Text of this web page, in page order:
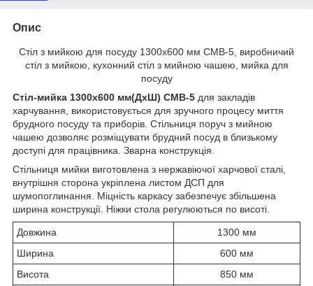
Опис
Стіл з мийкою для посуду 1300х600 мм СМВ-5, виробничий
стіл з мийкою, кухонний стіл з мийною чашею, мийка для
посуду
Стіл-мийка 1300х600 мм(ДхШ) СМВ-5 для закладів
харчування, використовується для зручного процесу миття
брудного посуду та приборів. Стільниця поруч з мийною
чашею дозволяє розміщувати брудний посуд в близькому
доступі для працівника. Зварна конструкція.
Стільниця мийки виготовлена з нержавіючої харчової сталі,
внутрішня сторона укріплена листом ДСП для
шумопоглинання. Міцність каркасу забезпечує збільшена
ширина конструкції. Ніжки стола регулюються по висоті.
Довжина
1300 мм
Ширина
600 мм
Висота
850 мм